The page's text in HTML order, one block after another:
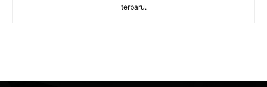
terbaru.